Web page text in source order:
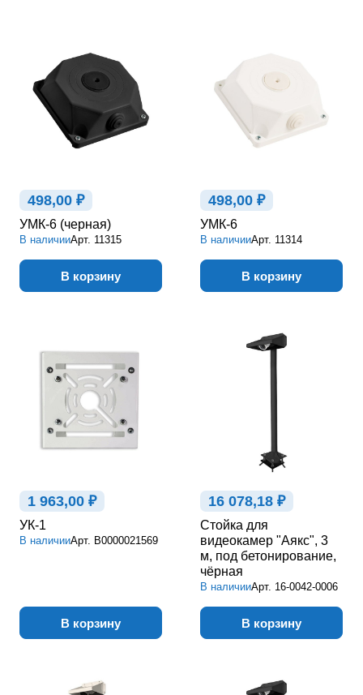
498,00 ₽
УМК-6 (черная)
В наличииАрт. 11315
В корзину
498,00 ₽
УМК-6
В наличииАрт. 11314
В корзину
1 963,00 ₽
УК-1
В наличииАрт. В0000021569
В корзину
16 078,18 ₽
Стойка для
видеокамер "Аякс", 3
м, под бетонирование,
чёрная
В наличииАрт. 16-0042-0006
В корзину